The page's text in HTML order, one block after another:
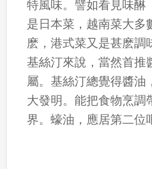
特風味。譬如看見味
是日本菜，越南菜大多
麽，港式菜又是甚麽調
基絲汀來說，當然首推
屬。基絲汀總覺得醬油
大發明。能把食物烹調
界。蠔油，應居第二位